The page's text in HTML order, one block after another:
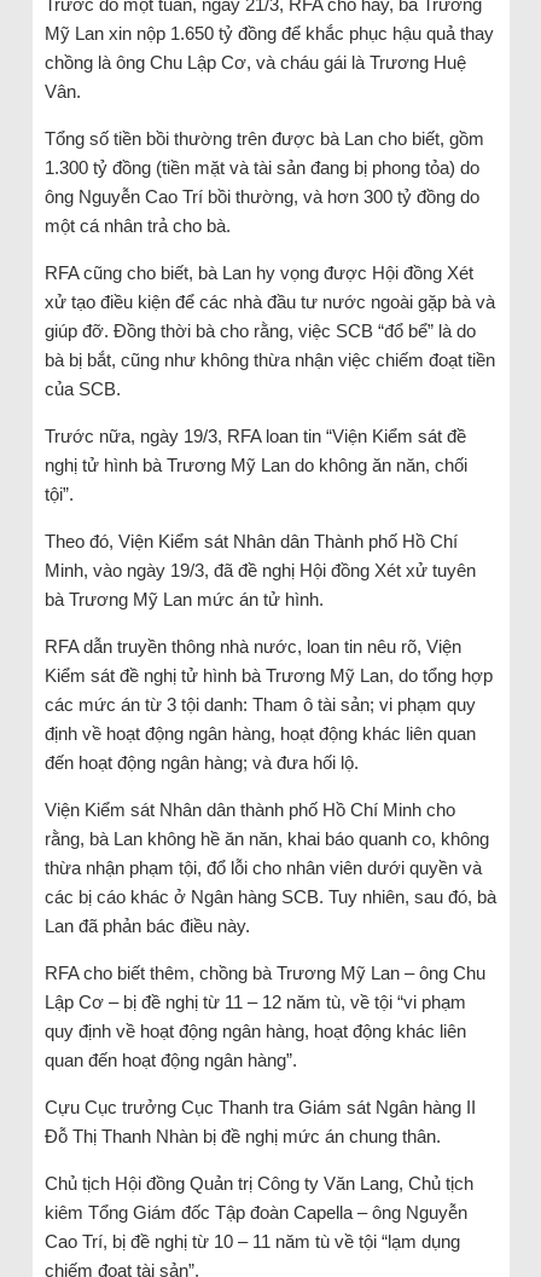
Mỹ Lan xin nộp 1.650 tỷ đồng để khắc phục hậu quả thay
chồng là ông Chu Lập Cơ, và cháu gái là Trương Huệ
Vân.
Tổng số tiền bồi thường trên được bà Lan cho biết, gồm
1.300 tỷ đồng (tiền mặt và tài sản đang bị phong tỏa) do
ông Nguyễn Cao Trí bồi thường, và hơn 300 tỷ đồng do
một cá nhân trả cho bà.
RFA cũng cho biết, bà Lan hy vọng được Hội đồng Xét
xử tạo điều kiện để các nhà đầu tư nước ngoài gặp bà và
giúp đỡ. Đồng thời bà cho rằng, việc SCB “đổ bể” là do
bà bị bắt, cũng như không thừa nhận việc chiếm đoạt tiền
của SCB.
Trước nữa, ngày 19/3, RFA loan tin “Viện Kiểm sát đề
nghị tử hình bà Trương Mỹ Lan do không ăn năn, chối
tội”.
Theo đó, Viện Kiểm sát Nhân dân Thành phố Hồ Chí
Minh, vào ngày 19/3, đã đề nghị Hội đồng Xét xử tuyên
bà Trương Mỹ Lan mức án tử hình.
RFA dẫn truyền thông nhà nước, loan tin nêu rõ, Viện
Kiểm sát đề nghị tử hình bà Trương Mỹ Lan, do tổng hợp
các mức án từ 3 tội danh: Tham ô tài sản; vi phạm quy
định về hoạt động ngân hàng, hoạt động khác liên quan
đến hoạt động ngân hàng; và đưa hối lộ.
Viện Kiểm sát Nhân dân thành phố Hồ Chí Minh cho
rằng, bà Lan không hề ăn năn, khai báo quanh co, không
thừa nhận phạm tội, đổ lỗi cho nhân viên dưới quyền và
các bị cáo khác ở Ngân hàng SCB. Tuy nhiên, sau đó, bà
Lan đã phản bác điều này.
RFA cho biết thêm, chồng bà Trương Mỹ Lan – ông Chu
Lập Cơ – bị đề nghị từ 11 – 12 năm tù, về tội “vi phạm
quy định về hoạt động ngân hàng, hoạt động khác liên
quan đến hoạt động ngân hàng”.
Cựu Cục trưởng Cục Thanh tra Giám sát Ngân hàng II
Đỗ Thị Thanh Nhàn bị đề nghị mức án chung thân.
Chủ tịch Hội đồng Quản trị Công ty Văn Lang, Chủ tịch
kiêm Tổng Giám đốc Tập đoàn Capella – ông Nguyễn
Cao Trí, bị đề nghị từ 10 – 11 năm tù về tội “lạm dụng
chiếm đoạt tài sản”.